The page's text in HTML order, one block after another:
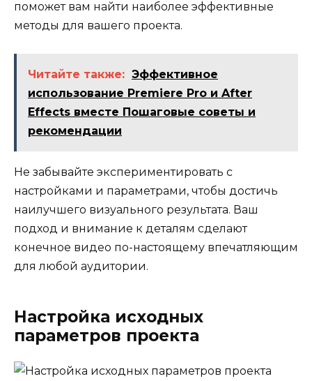
поможет вам найти наиболее эффективные
методы для вашего проекта.
Читайте также: Эффективное
использование Premiere Pro и After
Effects вместе Пошаговые советы и
рекомендации
Не забывайте экспериментировать с
настройками и параметрами, чтобы достичь
наилучшего визуального результата. Ваш
подход и внимание к деталям сделают
конечное видео по-настоящему впечатляющим
для любой аудитории.
Настройка исходных
параметров проекта